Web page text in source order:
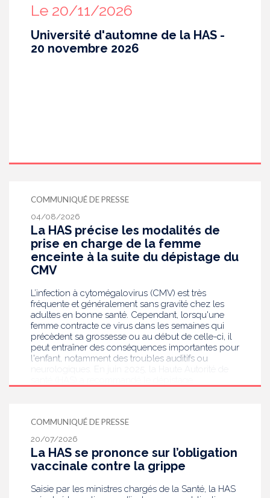
Le 20/11/2026
Université d'automne de la HAS -
20 novembre 2026
COMMUNIQUÉ DE PRESSE
04/08/2026
La HAS précise les modalités de
prise en charge de la femme
enceinte à la suite du dépistage du
CMV
L’infection à cytomégalovirus (CMV) est très
fréquente et généralement sans gravité chez les
adultes en bonne santé. Cependant, lorsqu'une
femme contracte ce virus dans les semaines qui
précèdent sa grossesse ou au début de celle-ci, il
peut entraîner des conséquences importantes pour
l'enfant, notamment des troubles auditifs ou
publie aujourd’hui des recommandations de
bonnes pratiques pour guider les professionnels
de santé dans la prise en charge des femmes
enceintes à la suite de ce dépistage. Objectif :
réduire les risques de transmission au futur bébé.
COMMUNIQUÉ DE PRESSE
20/07/2026
La HAS se prononce sur l’obligation
vaccinale contre la grippe
Saisie par les ministres chargés de la Santé, la HAS